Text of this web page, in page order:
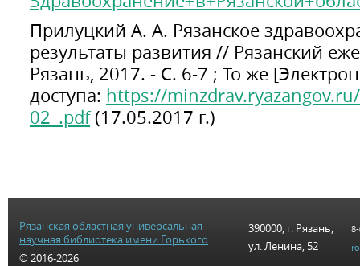
Прилуцкий А. А. Рязанское
результаты развития // Рязанский
Рязань, 2017. - С. 6-7 ; То же
доступа: https://
02_.pdf(17.05.2017 г.)
Рязанская областная универсальная
научная библиотека имени Горького
© 2016-2026
390000, г. Рязань,
ул. Ленина, 52